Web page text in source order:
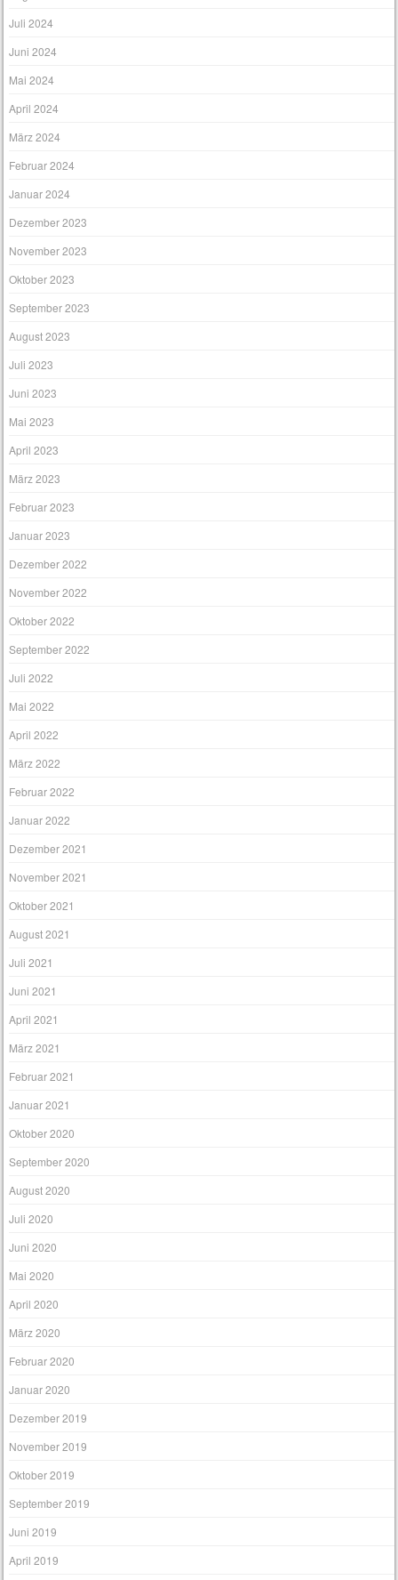
Juli 2024
Juni 2024
Mai 2024
April 2024
März 2024
Februar 2024
Januar 2024
Dezember 2023
November 2023
Oktober 2023
September 2023
August 2023
Juli 2023
Juni 2023
Mai 2023
April 2023
März 2023
Februar 2023
Januar 2023
Dezember 2022
November 2022
Oktober 2022
September 2022
Juli 2022
Mai 2022
April 2022
März 2022
Februar 2022
Januar 2022
Dezember 2021
November 2021
Oktober 2021
August 2021
Juli 2021
Juni 2021
April 2021
März 2021
Februar 2021
Januar 2021
Oktober 2020
September 2020
August 2020
Juli 2020
Juni 2020
Mai 2020
April 2020
März 2020
Februar 2020
Januar 2020
Dezember 2019
November 2019
Oktober 2019
September 2019
Juni 2019
April 2019